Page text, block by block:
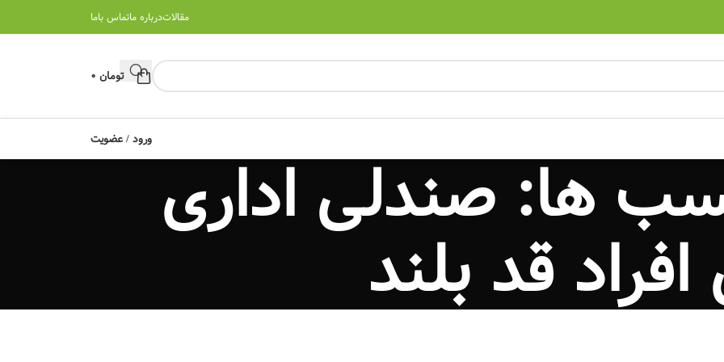
مقالاتدرباره ماتماس باما
تومان
ورود / عضویت
ها: صندلی اداری
افراد قد بلند